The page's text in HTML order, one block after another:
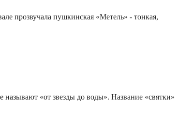
прозвучала пушкинская «Метель» - тонкая,
«от звезды до воды». Название «святки»